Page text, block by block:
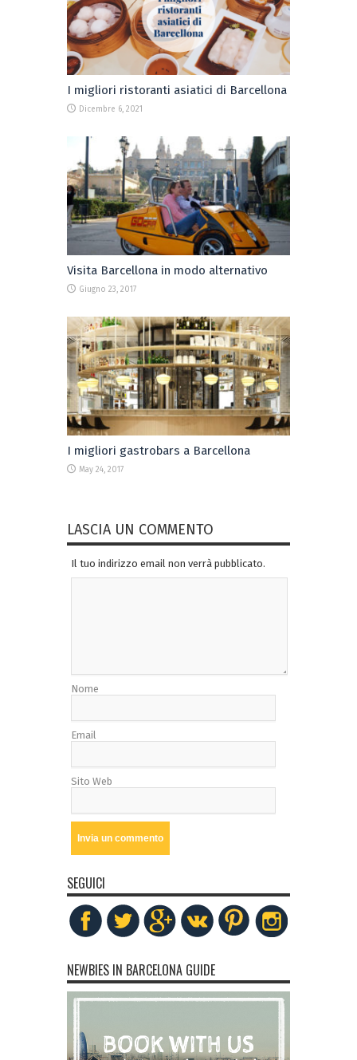
I migliori ristoranti asiatici di Barcellona
Dicembre 6, 2021
Visita Barcellona in modo alternativo
Giugno 23, 2017
I migliori gastrobars a Barcellona
May 24, 2017
LASCIA UN COMMENTO
Il tuo indirizzo email non verrà pubblicato.
Nome
Email
Sito Web
SEGUICI
NEWBIES IN BARCELONA GUIDE